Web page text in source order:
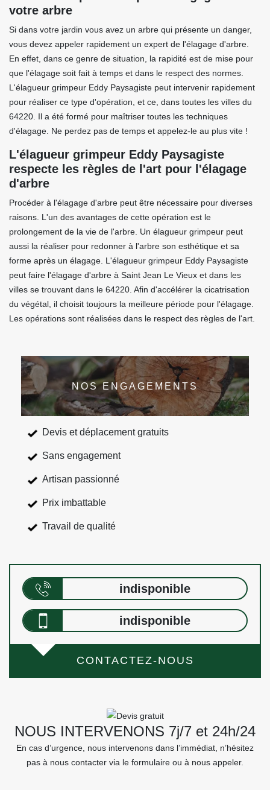
votre arbre
Si dans votre jardin vous avez un arbre qui présente un danger,
vous devez appeler rapidement un expert de l'élagage d'arbre.
En effet, dans ce genre de situation, la rapidité est de mise pour
que l'élagage soit fait à temps et dans le respect des normes.
L'élagueur grimpeur Eddy Paysagiste peut intervenir rapidement
pour réaliser ce type d'opération, et ce, dans toutes les villes du
64220. Il a été formé pour maîtriser toutes les techniques
d'élagage. Ne perdez pas de temps et appelez-le au plus vite !
L'élagueur grimpeur Eddy Paysagiste
respecte les règles de l'art pour l'élagage
d'arbre
Procéder à l'élagage d'arbre peut être nécessaire pour diverses
raisons. L'un des avantages de cette opération est le
prolongement de la vie de l'arbre. Un élagueur grimpeur peut
aussi la réaliser pour redonner à l'arbre son esthétique et sa
forme après un élagage. L'élagueur grimpeur Eddy Paysagiste
peut faire l'élagage d'arbre à Saint Jean Le Vieux et dans les
villes se trouvant dans le 64220. Afin d'accélérer la cicatrisation
du végétal, il choisit toujours la meilleure période pour l'élagage.
Les opérations sont réalisées dans le respect des règles de l'art.
NOS ENGAGEMENTS
Devis et déplacement gratuits
Sans engagement
Artisan passionné
Prix imbattable
Travail de qualité
indisponible
indisponible
CONTACTEZ-NOUS
NOUS INTERVENONS 7j/7 et 24h/24
En cas d’urgence, nous intervenons dans l’immédiat, n’hésitez
pas à nous contacter via le formulaire ou à nous appeler.